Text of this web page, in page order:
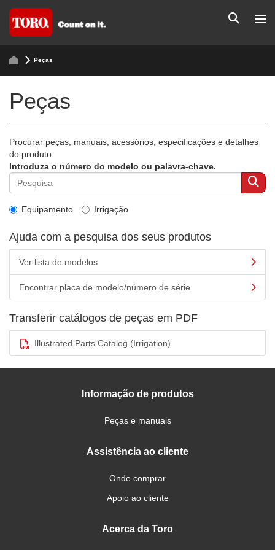
Peças
Peças
Procurar peças, manuais, acessórios, especificações e detalhes
do produto
Introduza o número do modelo ou palavra-chave.
Equipamento Irrigação
Ajuda com a pesquisa dos seus produtos
Ver lista de modelos
Encontrar placa de modelo/número de série
Transferir catálogos de peças em PDF
Illustrated Parts Catalog (Irrigation)
Informação de produtos
Peças e manuais
Assistência ao cliente
Onde comprar
Apoio ao cliente
Acerca da Toro